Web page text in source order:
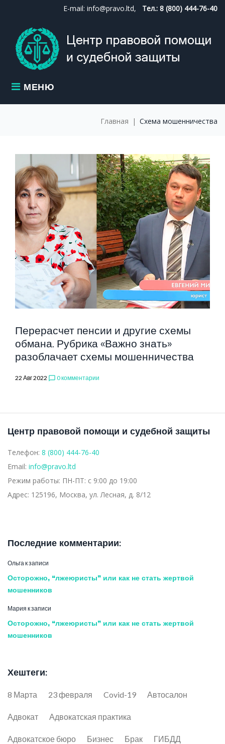
content
E-mail: info@pravo.ltd, Тел.: 8 (800) 444-76-40
МЕНЮ
Главная | Схема мошенничества
МЕТКА:
СХЕМА
Перерасчет пенсии и другие схемы
обмана. Рубрика «Важно знать»
разоблачает схемы мошенничества
22 Авг 2022 chat_bubble_outline 0 комментарии
Центр правовой помощи и судебной защиты
Телефон: 8 (800) 444-76-40
Email: info@pravo.ltd
Режим работы: ПН-ПТ: с 9:00 до 19:00
Адрес: 125196, Москва, ул. Лесная, д. 8/12
Последние комментарии:
Ольга к записи
Осторожно, “лжеюристы” или как не стать жертвой
мошенников
Мария к записи
Осторожно, “лжеюристы” или как не стать жертвой
мошенников
Хештеги:
8 Марта 23 февраля Covid-19 Автосалон
Адвокат Адвокатская практика
Адвокатское бюро Бизнес Брак ГИБДД